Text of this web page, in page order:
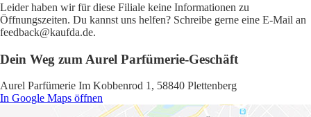
Leider haben wir für diese Filiale keine Informationen zu
Öffnungszeiten. Du kannst uns helfen? Schreibe gerne eine E-Mail an
feedback@kaufda.de.
Dein Weg zum Aurel Parfümerie-Geschäft
Aurel Parfümerie Im Kobbenrod 1, 58840 Plettenberg
In Google Maps öffnen